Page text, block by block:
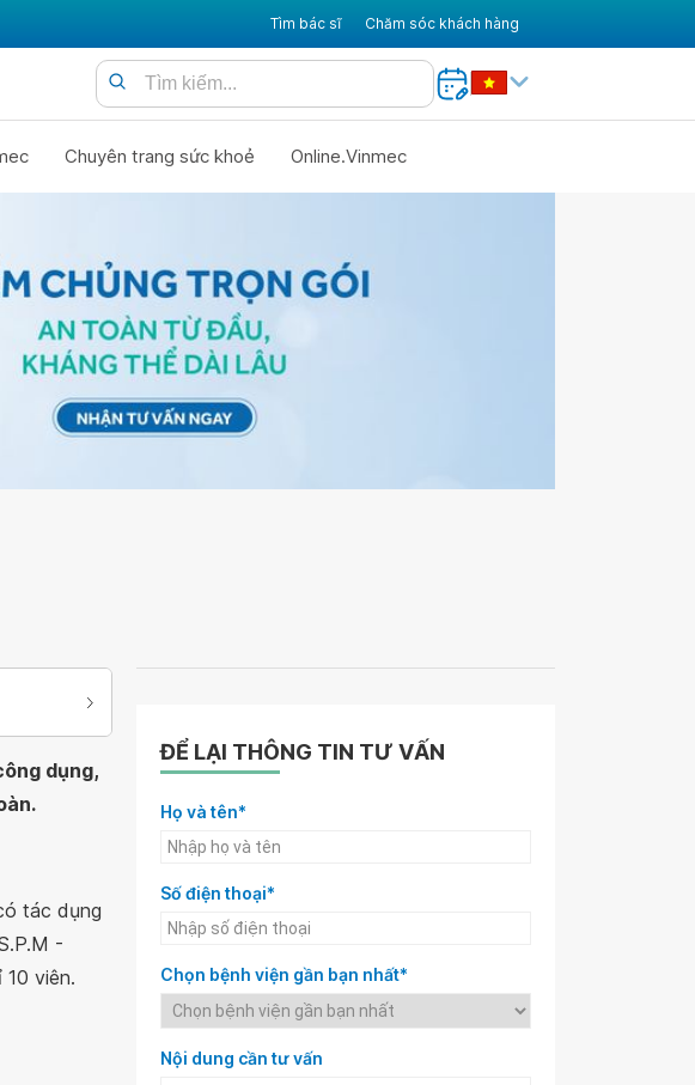
Tìm bác sĩ Chăm sóc khách hàng
Chuyên trang sức khoẻ Online.Vinmec
dụng,
tác dụng
-
viên.
ĐỂ LẠI THÔNG TIN TƯ VẤN
Họ và tên*
Số điện thoại*
Chọn bệnh viện gần bạn nhất*
Nội dung cần tư vấn